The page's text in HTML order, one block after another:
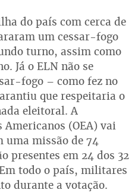
do país com cerca de
um cessar-fogo
turno, assim como
Já o ELN não se
fogo – como fez no
que respeitaria o
eleitoral. A
Americanos (OEA) vai
uma missão de 74
presentes em 24 dos 32
todo o país, militares
durante a votação.